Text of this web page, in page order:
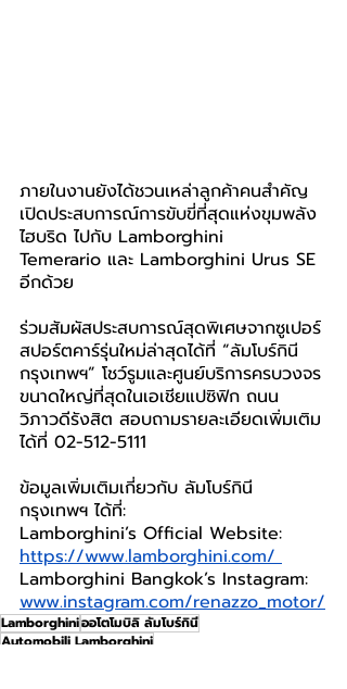
ภายในงานยังได้ชวนเหล่าลูกค้าคนสำคัญ
เปิดประสบการณ์การขับขี่ที่สุดแห่งขุมพลัง
ไฮบริด ไปกับ Lamborghini
Temerario และ Lamborghini Urus SE
อีกด้วย
ร่วมสัมผัสประสบการณ์สุดพิเศษจากซูเปอร์
สปอร์ตคาร์รุ่นใหม่ล่าสุดได้ที่ “ลัมโบร์กินี
กรุงเทพฯ” โชว์รูมและศูนย์บริการครบวงจร
ขนาดใหญ่ที่สุดในเอเชียแปซิฟิก ถนน
วิภาวดีรังสิต สอบถามรายละเอียดเพิ่มเติม
ได้ที่ 02-512-5111
ข้อมูลเพิ่มเติมเกี่ยวกับ ลัมโบร์กินี
กรุงเทพฯ ได้ที่:
Lamborghini’s Official Website:
https://www.lamborghini.com/
Lamborghini Bangkok’s Instagram:
www.instagram.com/renazzo_motor/
Lamborghiniออโตโมบิลิ ลัมโบร์กินี
Automobili Lamborghini